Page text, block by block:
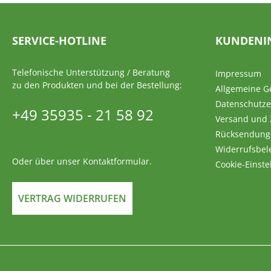
SERVICE-HOTLINE
Telefonische Unterstützung / Beratung
zu den Produkten und bei der Bestellung:
+49 35935 - 21 58 92
Oder über unser Kontaktformular.
VERTRAG WIDERRUFEN
Impressum
Allgemeine
Versand und
Cookie-